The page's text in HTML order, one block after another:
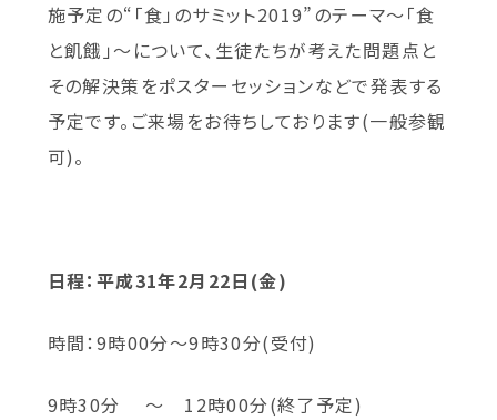
施予定の“「食」のサミット2019”のテーマ～「食
と飢餓」～について、生徒たちが考えた問題点と
その解決策をポスターセッションなどで発表する
予定です。ご来場をお待ちしております(一般参観
可)。
日程：平成31年2月22日(金)
時間：9時00分～9時30分(受付)
9時30分 ～ 12時00分(終了予定)